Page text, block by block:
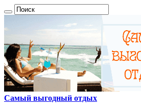
Самый выгодный отдых